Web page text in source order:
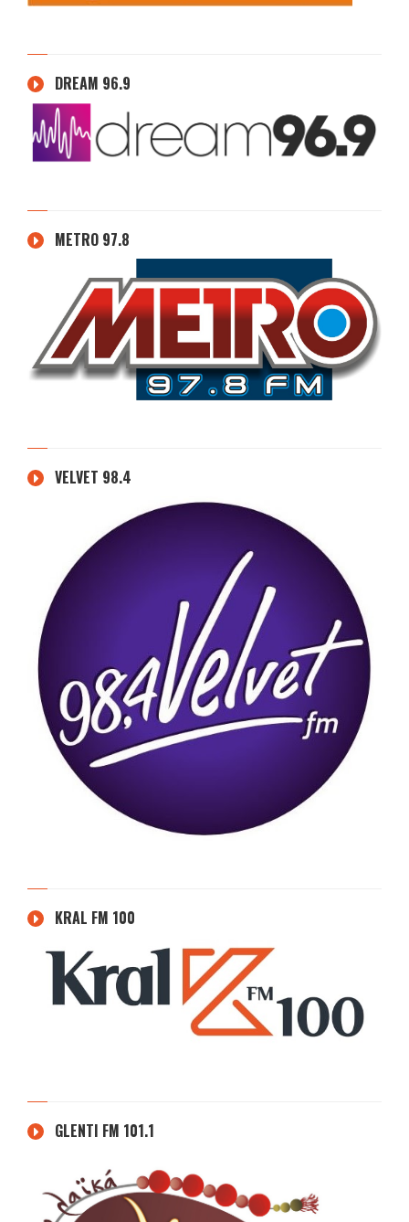
DREAM 96.9
METRO 97.8
VELVET 98.4
KRAL FM 100
GLENTI FM 101.1